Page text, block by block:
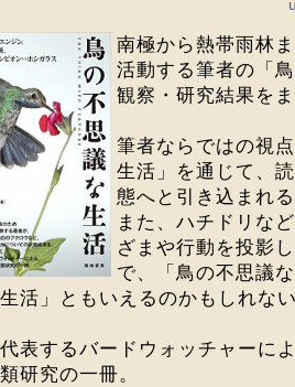
南極から熱帯雨林
活動する筆者の「
観察・研究結果を
筆者ならではの視
生活」を通じて、
態へと引き込まれ
また、ハチドリな
ざまや行動を投影
で、「鳥の不思議
活」ともいえるのかもしれな
表するバードウォッチャーに
研究の一冊。